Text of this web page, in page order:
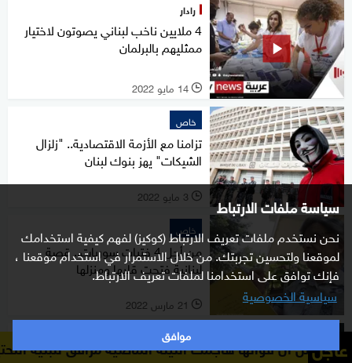
سياسة ملفات الارتباط
نحن نستخدم ملفات تعريف الارتباط (كوكيز) لفهم كيفية استخدامك
لموقعنا ولتحسين تجربتك. من خلال الاستمرار في استخدام موقعنا ،
فإنك توافق على استخدامنا لملفات تعريف الارتباط.
سياسية الخصوصية
موافق
رادار
4 ملايين ناخب لبناني يصوتون لاختيار
ممثليهم بالبرلمان
l 14 مايو 2022
خاص
تزامنا مع الأزمة الاقتصادية.. "زلزال
الشيكات" يهز بنوك لبنان
l 3 مايو 2022
خاص
من أجل 4 فتيات سوريات.. قصة
لبنانية فتحت قلبها ومنزلها
l 21 مارس 2022
خاص عاجلهاجمت الليلة الماضية مرافق للبنية التحتية للوقود